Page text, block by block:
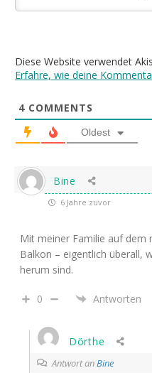
Diese Website verwendet
Erfahre, wie deine
4 COMMENTS
Oldest
Bine
6 Jahre zuvor
Mit meiner Familie auf dem
Balkon – eigentlich überall,
herum sind.
0 Antworten
Dörthe
Antwort anBine